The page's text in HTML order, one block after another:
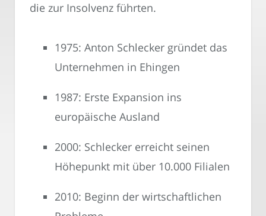
die zur Insolvenz führten.
1975: Anton Schlecker gründet das
Unternehmen in Ehingen
1987: Erste Expansion ins
europäische Ausland
2000: Schlecker erreicht seinen
Höhepunkt mit über 10.000 Filialen
2010: Beginn der wirtschaftlichen